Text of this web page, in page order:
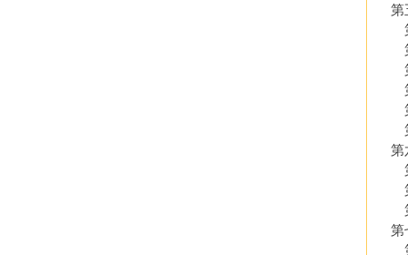
第
第
第
第
第
第
第
第
第
第
第
第
第